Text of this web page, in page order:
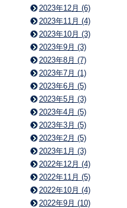
2023年12月 (6)
2023年11月 (4)
2023年10月 (3)
2023年9月 (3)
2023年8月 (7)
2023年7月 (1)
2023年6月 (5)
2023年5月 (3)
2023年4月 (5)
2023年3月 (5)
2023年2月 (5)
2023年1月 (3)
2022年12月 (4)
2022年11月 (5)
2022年10月 (4)
2022年9月 (10)